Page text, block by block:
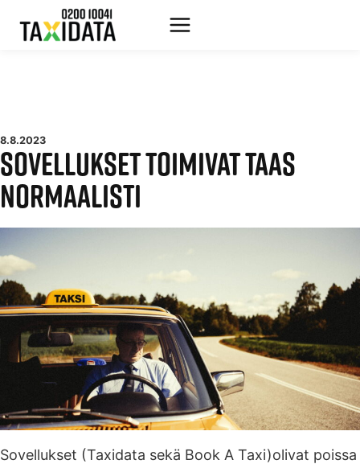
sisältöön
8.8.2023
SOVELLUKSET TOIMIVAT TAAS
NORMAALISTI
Sovellukset (Taxidata sekä Book A Taxi)olivat poissa